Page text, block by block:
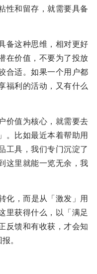
性和留存，就需要具备
备这种思维，相对更好
在价值，不要为了投放
合适。如果一个用户都
福利的活动，又有什么
价值为核心，就需要去
。比如最近本着帮助用
工具，我们专门沉淀了
这里就能一览无余，我
化，而是从「激发」用
里获得什么，以「满足
反馈和有收获，才会知
。